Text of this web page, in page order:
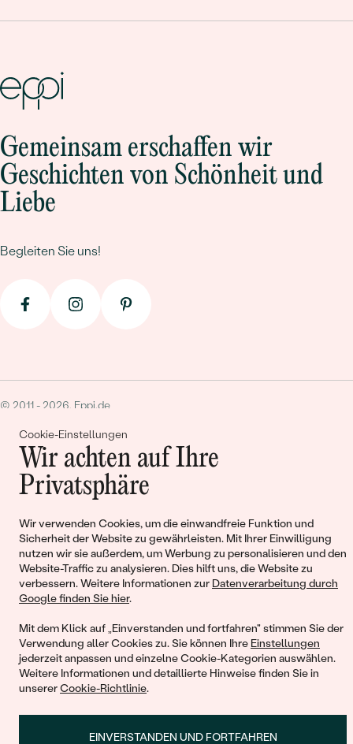
Cookie-Einstellungen
Wir achten auf Ihre
Privatsphäre
Wir verwenden Cookies, um die einwandfreie Funktion und
Sicherheit der Website zu gewährleisten. Mit Ihrer Einwilligung
nutzen wir sie außerdem, um Werbung zu personalisieren und den
Website-Traffic zu analysieren. Dies hilft uns, die Website zu
verbessern. Weitere Informationen zur Datenverarbeitung durch
Google finden Sie hier.
Mit dem Klick auf „Einverstanden und fortfahren" stimmen Sie der
Verwendung aller Cookies zu. Sie können Ihre Einstellungen
jederzeit anpassen und einzelne Cookie-Kategorien auswählen.
Weitere Informationen und detaillierte Hinweise finden Sie in
unsererCookie-Richtlinie.
EINVERSTANDEN UND FORTFAHREN
Gemeinsam erschaffen wir
Geschichten von Schönheit und
Liebe
Begleiten Sie uns!
© 2011 - 2026, Eppi.de
Warenkorb
Sie haben keinen Artikel im Warenkorb